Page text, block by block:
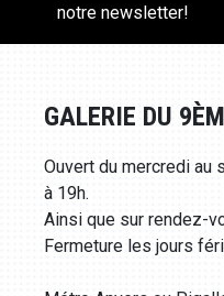
notre newsletter!
GALERIE DU
Ouvert du mercredi au
à 19h.
Ainsi que sur rendez-
Fermeture les jours